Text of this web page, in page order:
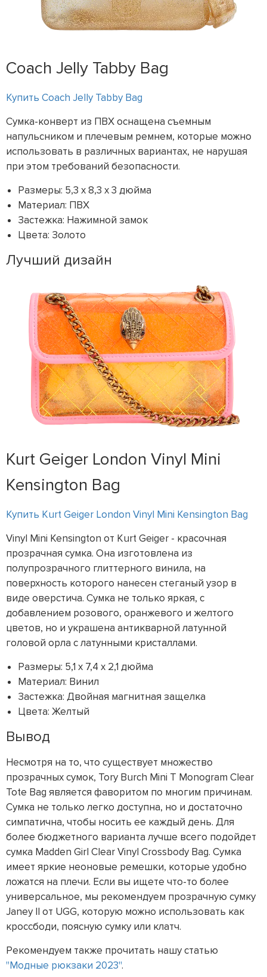
Coach Jelly Tabby Bag
Купить Coach Jelly Tabby Bag
Сумка-конверт из ПВХ оснащена съемным
напульсником и плечевым ремнем, которые можно
использовать в различных вариантах, не нарушая
при этом требований безопасности.
Размеры: 5,3 x 8,3 x 3 дюйма
Материал: ПВХ
Застежка: Нажимной замок
Цвета: Золото
Лучший дизайн
Kurt Geiger London Vinyl Mini
Kensington Bag
Купить Kurt Geiger London Vinyl Mini Kensington Bag
Vinyl Mini Kensington от Kurt Geiger - красочная
прозрачная сумка. Она изготовлена из
полупрозрачного глиттерного винила, на
поверхность которого нанесен стеганый узор в
виде оверстича. Сумка не только яркая, с
добавлением розового, оранжевого и желтого
цветов, но и украшена антикварной латунной
головой орла с латунными кристаллами.
Размеры: 5,1 x 7,4 x 2,1 дюйма
Материал: Винил
Застежка: Двойная магнитная защелка
Цвета: Желтый
Вывод
Несмотря на то, что существует множество
прозрачных сумок, Tory Burch Mini T Monogram Clear
Tote Bag является фаворитом по многим причинам.
Сумка не только легко доступна, но и достаточно
симпатична, чтобы носить ее каждый день. Для
более бюджетного варианта лучше всего подойдет
сумка Madden Girl Clear Vinyl Crossbody Bag. Сумка
имеет яркие неоновые ремешки, которые удобно
ложатся на плечи. Если вы ищете что-то более
универсальное, мы рекомендуем прозрачную сумку
Janey II от UGG, которую можно использовать как
кроссбоди, поясную сумку или клатч.
Рекомендуем также прочитать нашу статью
"Модные рюкзаки 2023".